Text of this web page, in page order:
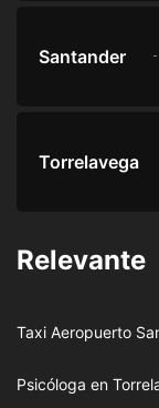
Santander
Torrelavega
Relevante
Taxi Aeropuerto
Psicóloga en